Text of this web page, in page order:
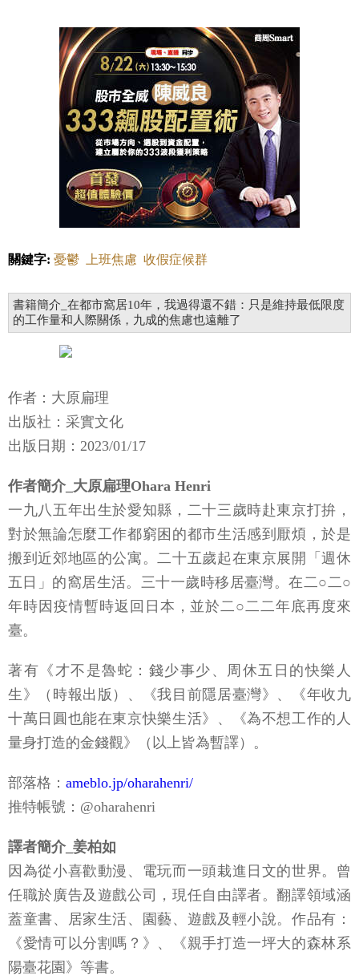
關鍵字: 憂鬱 上班焦慮 收假症候群
書籍簡介_在都市窩居10年，我過得還不錯：只是維持最低限度
的工作量和人際關係，九成的焦慮也遠離了
作者：大原扁理
出版社：采實文化
出版日期：2023/01/17
作者簡介_大原扁理Ohara Henri
一九八五年出生於愛知縣，二十三歲時赴東京打拚，
對於無論怎麼工作都窮困的都市生活感到厭煩，於是
搬到近郊地區的公寓。二十五歲起在東京展開「週休
五日」的窩居生活。三十一歲時移居臺灣。在二○二○
年時因疫情暫時返回日本，並於二○二二年底再度來
臺。
著有《才不是魯蛇：錢少事少、周休五日的快樂人
生》（時報出版）、《我目前隱居臺灣》、《年收九
十萬日圓也能在東京快樂生活》、《為不想工作的人
量身打造的金錢觀》（以上皆為暫譯）。
部落格： ameblo.jp/oharahenri/
推特帳號：@oharahenri
譯者簡介_姜柏如
因為從小喜歡動漫、電玩而一頭栽進日文的世界。曾
任職於廣告及遊戲公司，現任自由譯者。翻譯領域涵
蓋童書、居家生活、園藝、遊戲及輕小說。作品有：
《愛情可以分割嗎？》、《親手打造一坪大的森林系
陽臺花園》等書。